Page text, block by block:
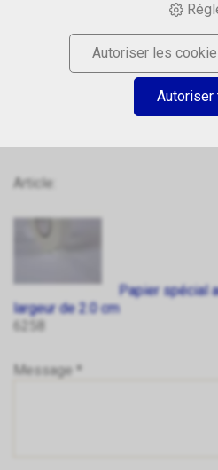
Article:
Papier spécial
largeur de 2.0 cm
6258
Message *
Autoriser les
Autoriser